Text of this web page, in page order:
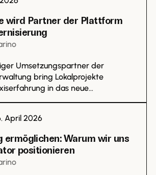
wird Partner der Plattform
Umsetzungspartner der
bring Lokalprojekte
in das neue
April 2026
ermöglichen: Warum wir uns
positionieren